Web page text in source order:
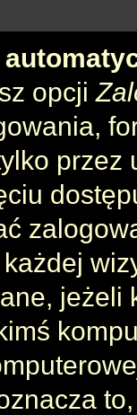
opcji
jeżeli